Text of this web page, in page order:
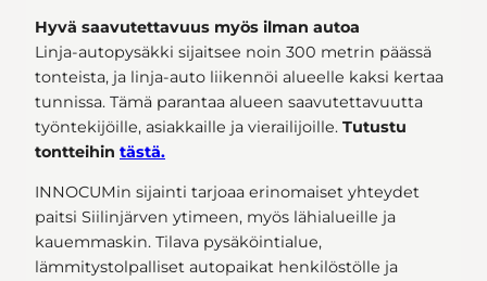
Hyvä saavutettavuus myös ilman autoa
Linja-autopysäkki sijaitsee noin 300 metrin päässä
tonteista, ja linja-auto liikennöi alueelle kaksi kertaa
tunnissa. Tämä parantaa alueen saavutettavuutta
työntekijöille, asiakkaille ja vierailijoille. Tutustu
tontteihin tästä.
INNOCUMin sijainti tarjoaa erinomaiset yhteydet
paitsi Siilinjärven ytimeen, myös lähialueille ja
kauemmaskin. Tilava pysäköintialue,
lämmitystolpalliset autopaikat henkilöstölle ja